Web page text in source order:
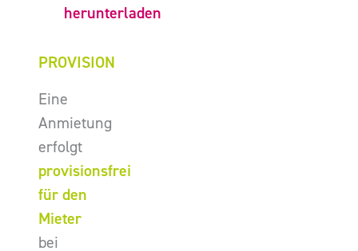
herunterladen
PROVISION
Eine
Anmietung
erfolgt
provisionsfrei
für den
Mieter
bei